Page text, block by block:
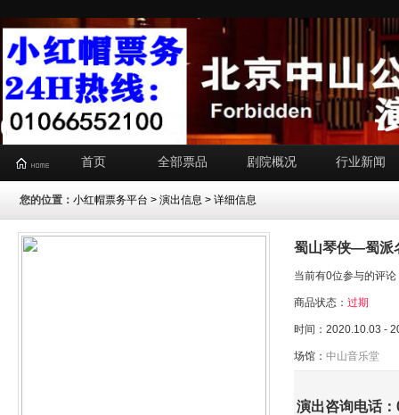
首页 全部票品 剧院概况 行业新闻
您的位置： 小红帽票务平台 > 演出信息 > 详细信息
蜀山琴侠—蜀派
当前有0位参与的评论
商品状态： 过期
时间：2020.10.03 -
场馆： 中山音乐堂
演出咨询电话